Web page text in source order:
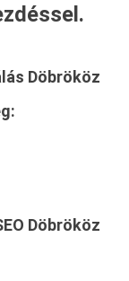
Döbrököz
Döbrököz